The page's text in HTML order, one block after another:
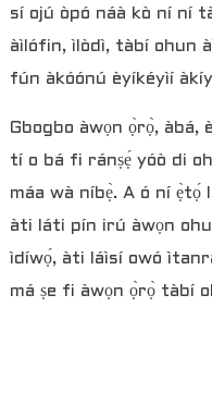
sí ojú òpó náà kò ní ní
àìlófin, ìlòdì, tàbí ohun
fún àkóónú èyíkéyìí
Gbogbo àwọn ọ̀rọ̀,
tí o bá fi ránṣẹ́ yóò di
máa wà níbẹ̀. A ó ní
àti láti pín irú àwọn
ìdíwọ́, àti láìsí owó
má ṣe fi àwọn ọ̀rọ̀ tàbí